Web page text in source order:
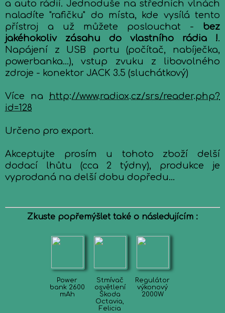
a auto rádií. Jednoduše na středních vlnách
naladíte "rafičku" do místa, kde vysílá tento
přístroj a už můžete poslouchat - bez
jakéhokoliv zásahu do vlastního rádia !.
Napájení z USB portu (počítač, nabíječka,
powerbanka...), vstup zvuku z libovolného
zdroje - konektor JACK 3.5 (sluchátkový)
Více na http://www.radiox.cz/srs/reader.php?
id=128
Určeno pro export.
Akceptujte prosím u tohoto zboží delší
dodací lhůtu (cca 2 týdny), produkce je
vyprodaná na delší dobu dopředu...
Zkuste popřemýšlet také o následujícím :
Power
bank 2600
mAh
Stmívač
osvětlení
Škoda
Octavia,
Felicia
Regulátor
výkonový
2000W